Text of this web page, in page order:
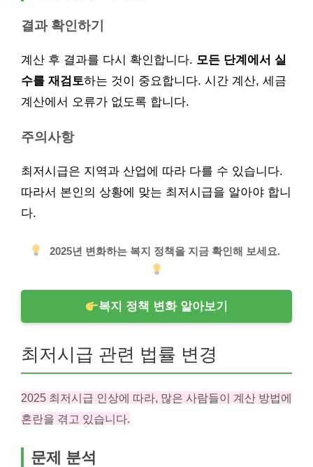
결과 확인하기
계산 후 결과를 다시 확인합니다. 모든 단계에서 실
수를 재검토하는 것이 중요합니다. 시간 계산, 세금
계산에서 오류가 없도록 합니다.
주의사항
최저시급은 지역과 산업에 따라 다를 수 있습니다.
따라서 본인의 상황에 맞는 최저시급을 알아야 합니
다.
2025년 변화하는 복지 정책을 지금 확인해 보세요.
복지 정책 변화 알아보기
최저시급 관련 법률 변경
2025 최저시급 인상에 따라, 많은 사람들이 계산 방법에
혼란을 겪고 있습니다.
문제 분석